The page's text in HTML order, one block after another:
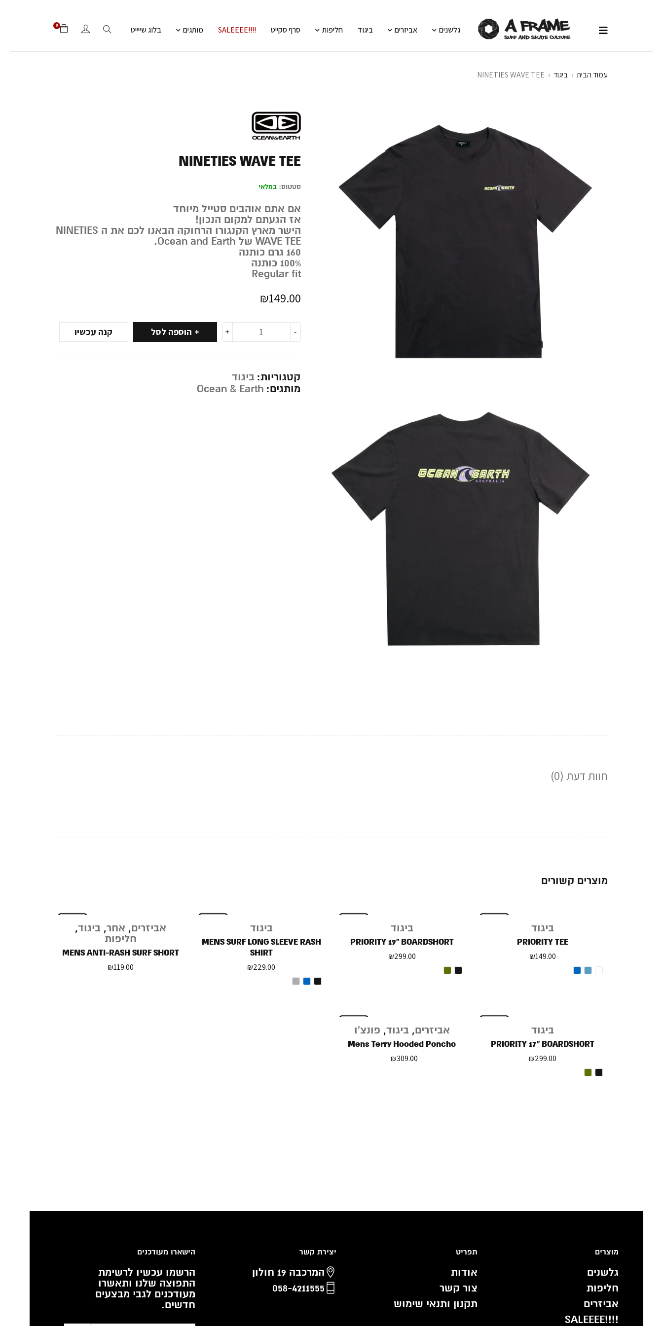
גלשנים אביזרים ביגוד חליפות סרף סקייט !!!!SALEEEE מותגים בלוג שייייט 0
עמוד הבית › ביגוד ›
NINETIES WAVE TEE
NINETIES WAVE TEE
סטטוס: במלאי
אם אתם אוהבים סטייל מיוחד
אז הגעתם למקום הנכון!
הישר מארץ הקנגורו הרחוקה הבאנו לכם את ה NINETIES
WAVE TEE של Ocean and Earth.
160 גרם כותנה
100% כותנה
Regular fit
₪149.00
הוספה לסל קנה עכשיו
קטגוריות: ביגוד
מותגים: Ocean & Earth
חוות דעת (0)
מוצרים קשורים
ביגוד
PRIORITY TEE
₪149.00
ביגוד
PRIORITY 19" BOARDSHORT
₪299.00
ביגוד
MENS SURF LONG SLEEVE RASH
SHIRT
₪229.00
אביזרים, אחר, ביגוד,
חליפות
MENS ANTI-RASH SURF SHORT
₪119.00
ביגוד
PRIORITY 17" BOARDSHORT
₪299.00
אביזרים, ביגוד, פונצ'ו
Mens Terry Hooded Poncho
₪309.00
מוצרים
גלשנים
חליפות
אביזרים
!!!!SALEEEE
תפריט
אודות
צור קשר
תקנון ותנאי שימוש
יצירת קשר
המרכבה 19 חולון
058-4211555
הישארו מעודכנים
הרשמו עכשיו לרשימת
התפוצה שלנו ותאשרו
מעודכנים לגבי מבצעים
חדשים.